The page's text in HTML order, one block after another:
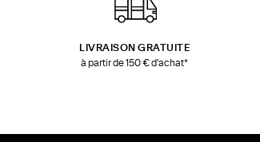
LIVRAISON GRATUITE
à partir de 150 € d'achat*